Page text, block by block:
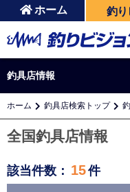
ホーム 釣り
釣具店情報
ホーム 釣具店検索トップ
全国釣具店情報
該当件数： 15件